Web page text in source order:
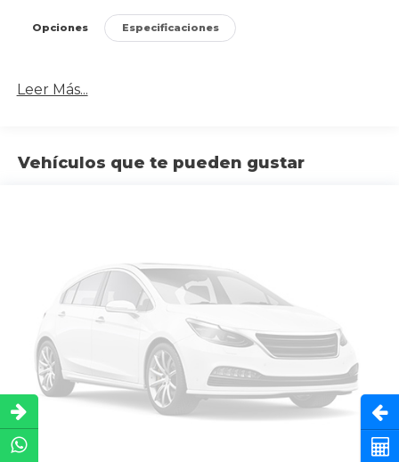
Opciones Especificaciones
Leer Más...
Vehículos que te pueden gustar